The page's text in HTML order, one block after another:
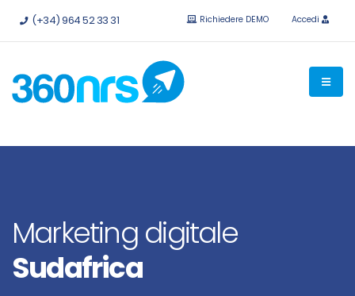
Provalo gratis senza impegno.API e integrazioni disponibili.
(+34) 964 52 33 31 Richiedere DEMO Accedi
Marketing digitale
Sudafrica